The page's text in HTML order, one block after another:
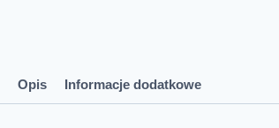
Opis Informacje dodatkowe